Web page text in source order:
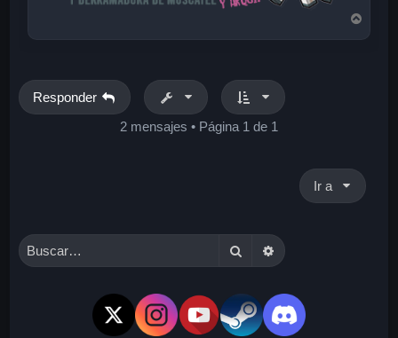
Responder
2 mensajes • Página 1 de 1
Ir a
BuscarBúsqueda avanzada